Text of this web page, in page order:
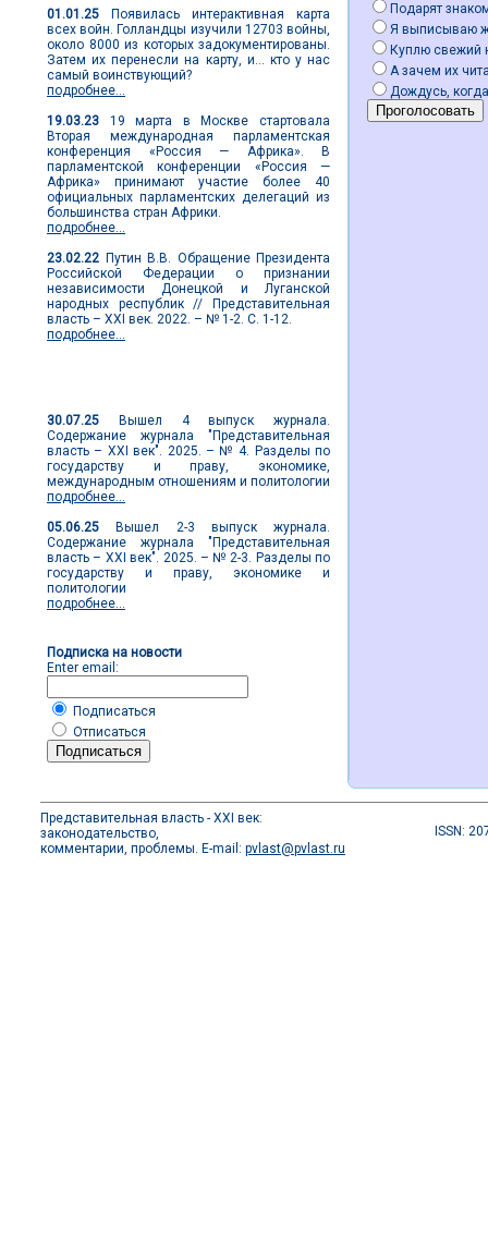
01.01.25 Появилась интерактивная карта
всех войн. Голландцы изучили 12703 войны,
около 8000 из которых задокументированы.
Затем их перенесли на карту, и... кто у нас
самый воинствующий?
подробнее...
19.03.23 19 марта в Москве стартовала
Вторая международная парламентская
конференция «Россия — Африка». В
парламентской конференции «Россия —
Африка» принимают участие более 40
официальных парламентских делегаций из
большинства стран Африки.
подробнее...
23.02.22 Путин В.В. Обращение Президента
Российской Федерации о признании
независимости Донецкой и Луганской
народных республик // Представительная
власть – XXI век. 2022. – № 1-2. С. 1-12.
подробнее...
30.07.25 Вышел 4 выпуск журнала.
Содержание журнала "Представительная
власть – XXI век". 2025. – № 4. Разделы по
государству и праву, экономике,
международным отношениям и политологии
подробнее...
05.06.25 Вышел 2-3 выпуск журнала.
Содержание журнала "Представительная
власть – XXI век". 2025. – № 2-3. Разделы по
государству и праву, экономике и
политологии
подробнее...
Подписка на новости
Enter email:
Подписаться
Отписаться
Подарят
Я выписываю
Куплю свежий
А зачем их
Дождусь,
Представительная власть - XXI век:
законодательство,
комментарии, проблемы. E-mail: pvlast@pvlast.ru
ISSN: